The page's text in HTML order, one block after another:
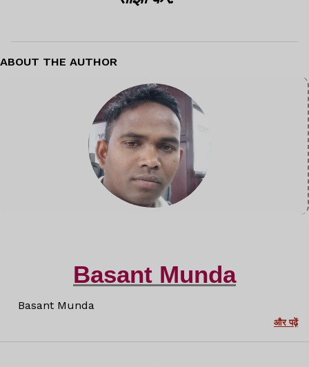
ABOUT THE AUTHOR
Basant Munda
Basant Munda
और पढ़ें